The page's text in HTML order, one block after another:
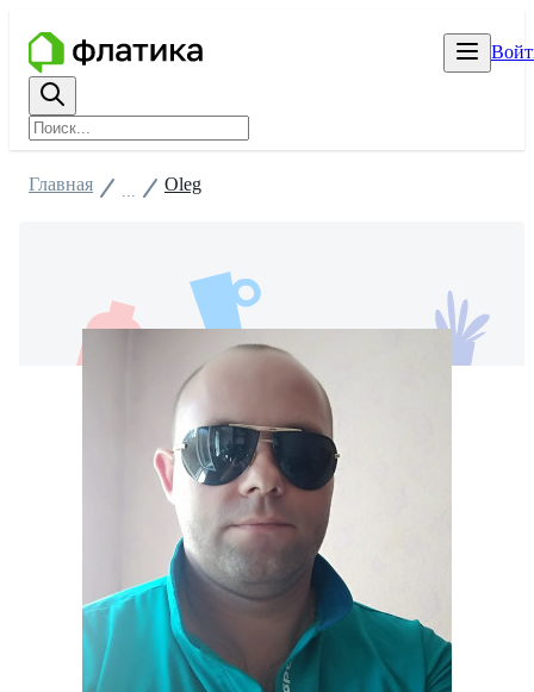
Главная Oleg